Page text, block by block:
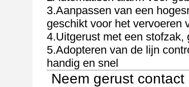
3.Aanpassen van een
geschikt voor het vervoeren
4.Uitgerust met een
5.Adopteren van de lijn
handig en snel
Neem gerust